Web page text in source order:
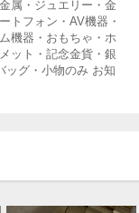
属・ジュエリー・金
トフォン・AV機器・
機器・おもちゃ・ホ
ット・記念金貨・銀
ッグ・小物のみ お知